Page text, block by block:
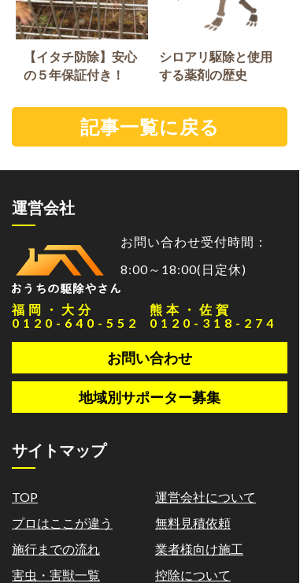
【イタチ防除】安心
の５年保証付き！
シロアリ駆除と使用
する薬剤の歴史
記事一覧に戻る
運営会社
お問い合わせ受付時間：
8:00～18:00(日定休)
福岡・大分
0120-640-552
熊本・佐賀
0120-318-274
お問い合わせ
地域別サポーター募集
サイトマップ
TOP
プロはここが違う
施行までの流れ
害虫・害獣一覧
運営会社について
無料見積依頼
業者様向け施工
控除について